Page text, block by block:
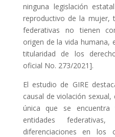
ninguna legislación
reproductivo de la mujer,
federativas no tienen
origen de la vida humana,
titularidad de los
oficial No. 273/2021].
El estudio de GIRE
causal de violación
única que se encuentra
entidades federativas,
diferenciaciones en los